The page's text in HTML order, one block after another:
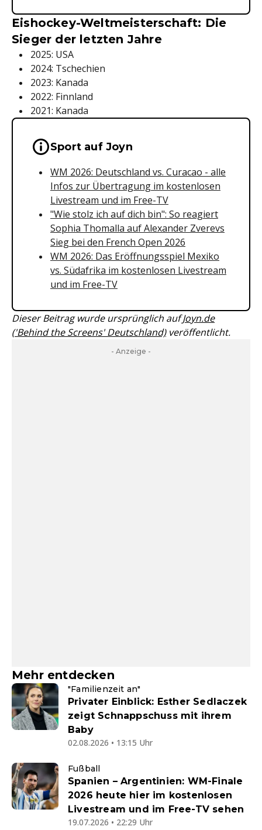
Eishockey-Weltmeisterschaft: Die
Sieger der letzten Jahre
2025: USA
2024: Tschechien
2023: Kanada
2022: Finnland
2021: Kanada
Wichtige Hinweise &
Sport auf Joyn
WM 2026: Deutschland vs. Curacao - alle
Infos zur Übertragung im kostenlosen
Livestream und im Free-TV
"Wie stolz ich auf dich bin": So reagiert
Sophia Thomalla auf Alexander Zverevs
Sieg bei den French Open 2026
WM 2026: Das Eröffnungsspiel Mexiko
vs. Südafrika im kostenlosen Livestream
und im Free-TV
Dieser Beitrag wurde ursprünglich aufJoyn.de
('Behind the Screens' Deutschland)veröffentlicht.
- Anzeige -
Mehr entdecken
"Familienzeit an"
Privater Einblick: Esther Sedlaczek
zeigt Schnappschuss mit ihrem
Baby
02.08.2026 • 13:15 Uhr
Fußball
Spanien – Argentinien: WM-Finale
2026 heute hier im kostenlosen
Livestream und im Free-TV sehen
19.07.2026 • 22:29 Uhr